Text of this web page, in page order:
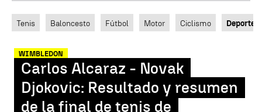
Tenis Baloncesto Fútbol Motor Ciclismo Deportes
WIMBLEDON
Carlos Alcaraz - Novak
Djokovic: Resultado y resumen
de la final de tenis de